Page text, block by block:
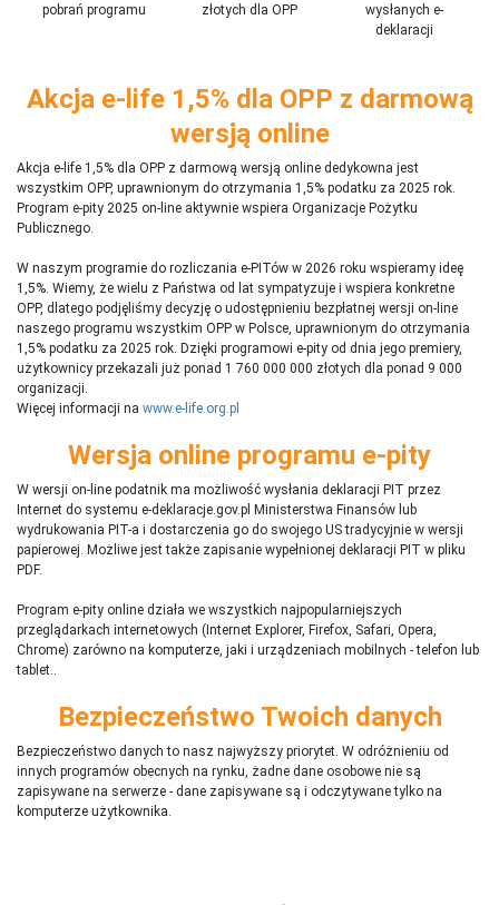
pobrań programu
złotych dla OPP
wysłanych e-
deklaracji
Akcja e-life 1,5% dla OPP z darmową
wersją online
Akcja e-life 1,5% dla OPP z darmową wersją online dedykowna jest
wszystkim OPP, uprawnionym do otrzymania 1,5% podatku za 2025 rok.
Program e-pity 2025 on-line aktywnie wspiera Organizacje Pożytku
Publicznego.
W naszym programie do rozliczania e-PITów w 2026 roku wspieramy ideę
1,5%. Wiemy, że wielu z Państwa od lat sympatyzuje i wspiera konkretne
OPP, dlatego podjęliśmy decyzję o udostępnieniu bezpłatnej wersji on-line
naszego programu wszystkim OPP w Polsce, uprawnionym do otrzymania
1,5% podatku za 2025 rok. Dzięki programowi e-pity od dnia jego premiery,
użytkownicy przekazali już ponad 1 760 000 000 złotych dla ponad 9 000
organizacji.
Więcej informacji na www.e-life.org.pl
Wersja online programu e-pity
W wersji on-line podatnik ma możliwość wysłania deklaracji PIT przez
Internet do systemu e-deklaracje.gov.pl Ministerstwa Finansów lub
wydrukowania PIT-a i dostarczenia go do swojego US tradycyjnie w wersji
papierowej. Możliwe jest także zapisanie wypełnionej deklaracji PIT w pliku
PDF.
Program e-pity online działa we wszystkich najpopularniejszych
przeglądarkach internetowych (Internet Explorer, Firefox, Safari, Opera,
Chrome) zarówno na komputerze, jaki i urządzeniach mobilnych - telefon lub
tablet..
Bezpieczeństwo Twoich danych
Bezpieczeństwo danych to nasz najwyższy priorytet. W odróżnieniu od
innych programów obecnych na rynku, żadne dane osobowe nie są
zapisywane na serwerze - dane zapisywane są i odczytywane tylko na
komputerze użytkownika.